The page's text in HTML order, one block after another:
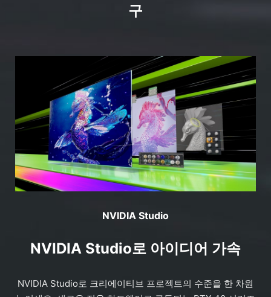
구
NVIDIA Studio
NVIDIA Studio로 아이디어 가속
NVIDIA Studio로 크리에이티브 프로젝트의 수준을 한 차원